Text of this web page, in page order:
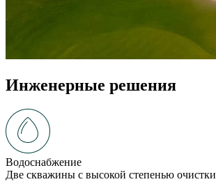
Инженерные решения
Водоснабжение
Две скважины с высокой степенью очистки